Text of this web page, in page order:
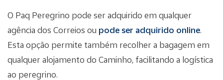
O Paq Peregrino pode ser adquirido em qualquer
agência dos Correios ou pode ser adquirido online.
Esta opção permite também recolher a bagagem em
qualquer alojamento do Caminho, facilitando a logística
ao peregrino.